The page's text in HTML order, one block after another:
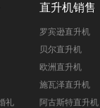
礼
直升机销售
罗宾逊直升机
贝尔直升机
欧洲直升机
施瓦泽直升机
阿古斯特直升机